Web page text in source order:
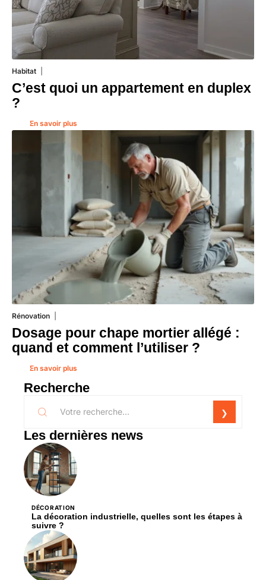
Habitat
C’est quoi un appartement en duplex
?
En savoir plus
Rénovation
Dosage pour chape mortier allégé :
quand et comment l’utiliser ?
En savoir plus
Recherche
Les dernières news
DÉCORATION
La décoration industrielle, quelles sont les étapes à
suivre ?